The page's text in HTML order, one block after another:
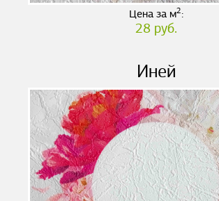
Цена за м2:
28 руб.
Иней